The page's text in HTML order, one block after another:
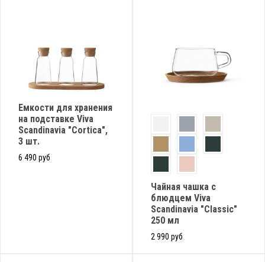
Емкости для хранения
на подставке Viva
Scandinavia "Cortica",
3 шт.
6 490 руб
Чайная чашка с
блюдцем Viva
Scandinavia "Classic"
250 мл
2 990 руб